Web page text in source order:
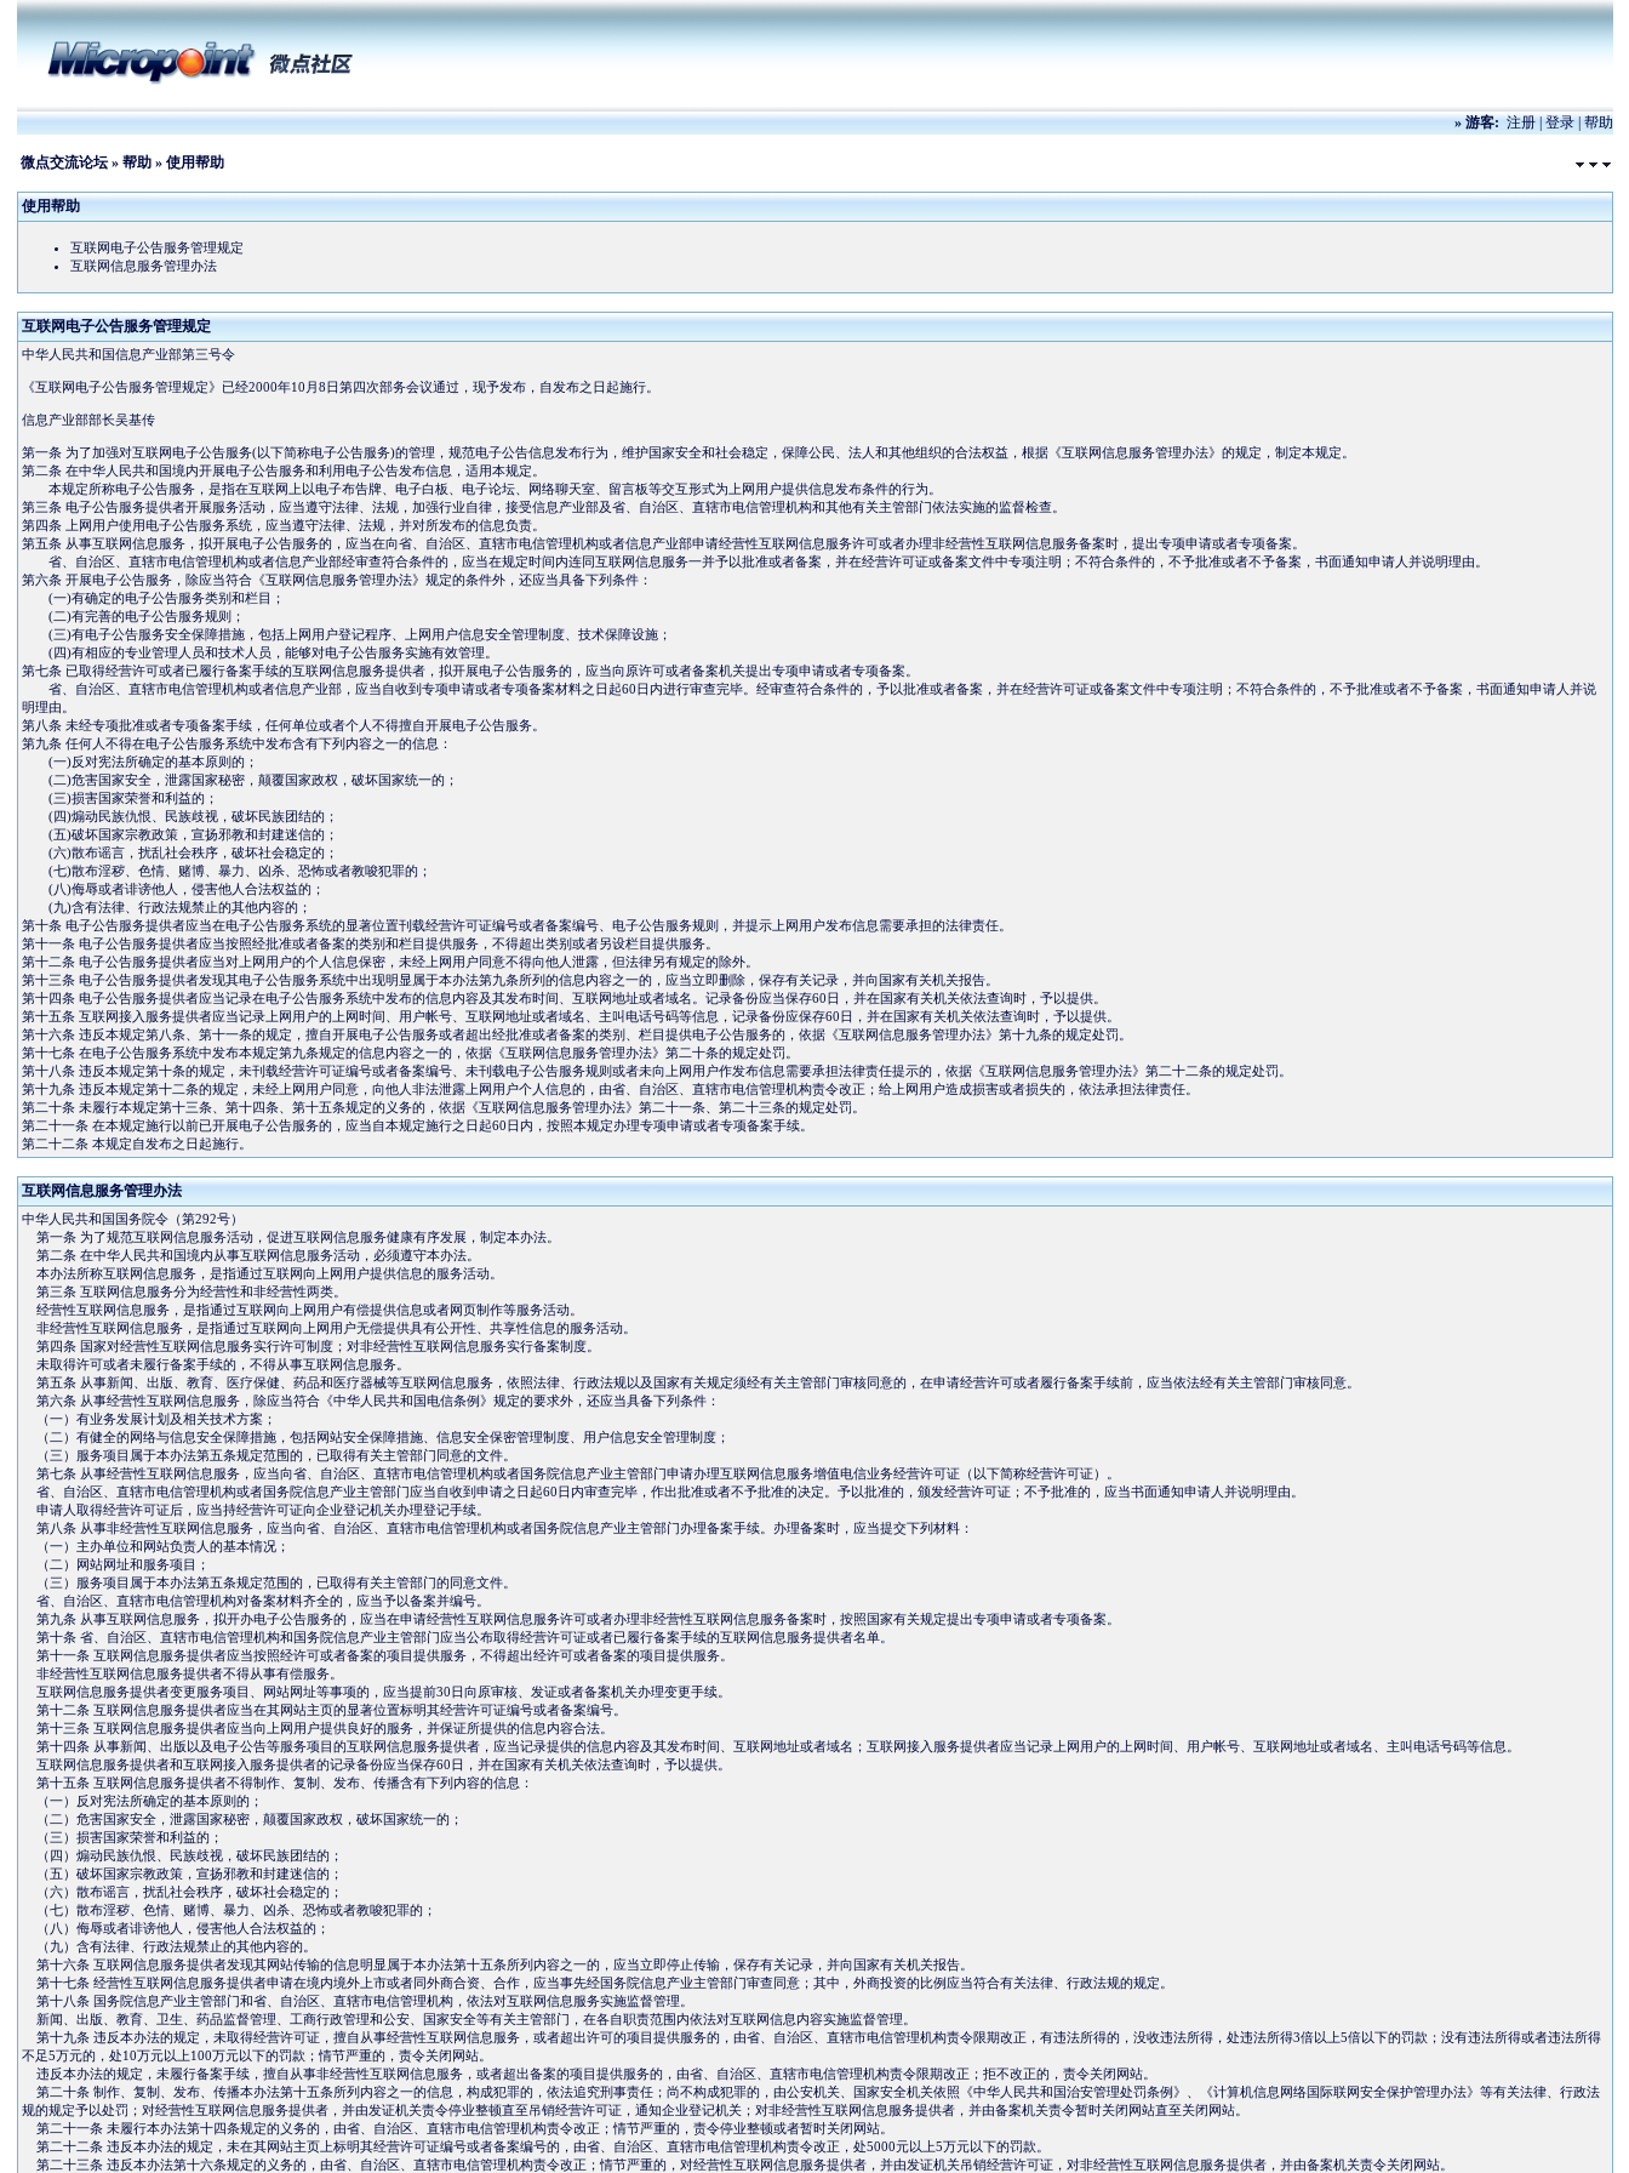
» 游客:注册|登录|帮助
微点交流论坛» 帮助» 使用帮助
使用帮助
互联网电子公告服务管理规定
互联网信息服务管理办法
互联网电子公告服务管理规定
中华人民共和国信息产业部第三号令
《互联网电子公告服务管理规定》已经2000年10月8日第四次部务会议通过，现予发布，自发布之日起施行。
信息产业部部长吴基传
第一条 为了加强对互联网电子公告服务(以下简称电子公告服务)的管理，规范电子公告信息发布行为，维护国家安全和社会稳定，保障公民、法人和其他组织的合法权益，根据《互联网信息服务管理办法》的规定，制定本规定。
第二条 在中华人民共和国境内开展电子公告服务和利用电子公告发布信息，适用本规定。
本规定所称电子公告服务，是指在互联网上以电子布告牌、电子白板、电子论坛、网络聊天室、留言板等交互形式为上网用户提供信息发布条件的行为。
第三条 电子公告服务提供者开展服务活动，应当遵守法律、法规，加强行业自律，接受信息产业部及省、自治区、直辖市电信管理机构和其他有关主管部门依法实施的监督检查。
第四条 上网用户使用电子公告服务系统，应当遵守法律、法规，并对所发布的信息负责。
第五条 从事互联网信息服务，拟开展电子公告服务的，应当在向省、自治区、直辖市电信管理机构或者信息产业部申请经营性互联网信息服务许可或者办理非经营性互联网信息服务备案时，提出专项申请或者专项备案。
省、自治区、直辖市电信管理机构或者信息产业部经审查符合条件的，应当在规定时间内连同互联网信息服务一并予以批准或者备案，并在经营许可证或备案文件中专项注明；不符合条件的，不予批准或者不予备案，书面通知申请人并说明理由。
第六条 开展电子公告服务，除应当符合《互联网信息服务管理办法》规定的条件外，还应当具备下列条件：
(一)有确定的电子公告服务类别和栏目；
(二)有完善的电子公告服务规则；
(三)有电子公告服务安全保障措施，包括上网用户登记程序、上网用户信息安全管理制度、技术保障设施；
(四)有相应的专业管理人员和技术人员，能够对电子公告服务实施有效管理。
第七条 已取得经营许可或者已履行备案手续的互联网信息服务提供者，拟开展电子公告服务的，应当向原许可或者备案机关提出专项申请或者专项备案。
省、自治区、直辖市电信管理机构或者信息产业部，应当自收到专项申请或者专项备案材料之日起60日内进行审查完毕。经审查符合条件的，予以批准或者备案，并在经营许可证或备案文件中专项注明；不符合条件的，不予批准或者不予备案，书面通知申请人并说
明理由。
第八条 未经专项批准或者专项备案手续，任何单位或者个人不得擅自开展电子公告服务。
第九条 任何人不得在电子公告服务系统中发布含有下列内容之一的信息：
(一)反对宪法所确定的基本原则的；
(二)危害国家安全，泄露国家秘密，颠覆国家政权，破坏国家统一的；
(三)损害国家荣誉和利益的；
(四)煽动民族仇恨、民族歧视，破坏民族团结的；
(五)破坏国家宗教政策，宣扬邪教和封建迷信的；
(六)散布谣言，扰乱社会秩序，破坏社会稳定的；
(七)散布淫秽、色情、赌博、暴力、凶杀、恐怖或者教唆犯罪的；
(八)侮辱或者诽谤他人，侵害他人合法权益的；
(九)含有法律、行政法规禁止的其他内容的；
第十条 电子公告服务提供者应当在电子公告服务系统的显著位置刊载经营许可证编号或者备案编号、电子公告服务规则，并提示上网用户发布信息需要承担的法律责任。
第十一条 电子公告服务提供者应当按照经批准或者备案的类别和栏目提供服务，不得超出类别或者另设栏目提供服务。
第十二条 电子公告服务提供者应当对上网用户的个人信息保密，未经上网用户同意不得向他人泄露，但法律另有规定的除外。
第十三条 电子公告服务提供者发现其电子公告服务系统中出现明显属于本办法第九条所列的信息内容之一的，应当立即删除，保存有关记录，并向国家有关机关报告。
第十四条 电子公告服务提供者应当记录在电子公告服务系统中发布的信息内容及其发布时间、互联网地址或者域名。记录备份应当保存60日，并在国家有关机关依法查询时，予以提供。
第十五条 互联网接入服务提供者应当记录上网用户的上网时间、用户帐号、互联网地址或者域名、主叫电话号码等信息，记录备份应保存60日，并在国家有关机关依法查询时，予以提供。
第十六条 违反本规定第八条、第十一条的规定，擅自开展电子公告服务或者超出经批准或者备案的类别、栏目提供电子公告服务的，依据《互联网信息服务管理办法》第十九条的规定处罚。
第十七条 在电子公告服务系统中发布本规定第九条规定的信息内容之一的，依据《互联网信息服务管理办法》第二十条的规定处罚。
第十八条 违反本规定第十条的规定，未刊载经营许可证编号或者备案编号、未刊载电子公告服务规则或者未向上网用户作发布信息需要承担法律责任提示的，依据《互联网信息服务管理办法》第二十二条的规定处罚。
第十九条 违反本规定第十二条的规定，未经上网用户同意，向他人非法泄露上网用户个人信息的，由省、自治区、直辖市电信管理机构责令改正；给上网用户造成损害或者损失的，依法承担法律责任。
第二十条 未履行本规定第十三条、第十四条、第十五条规定的义务的，依据《互联网信息服务管理办法》第二十一条、第二十三条的规定处罚。
第二十一条 在本规定施行以前已开展电子公告服务的，应当自本规定施行之日起60日内，按照本规定办理专项申请或者专项备案手续。
第二十二条 本规定自发布之日起施行。
互联网信息服务管理办法
中华人民共和国国务院令（第292号）
第一条 为了规范互联网信息服务活动，促进互联网信息服务健康有序发展，制定本办法。
第二条 在中华人民共和国境内从事互联网信息服务活动，必须遵守本办法。
本办法所称互联网信息服务，是指通过互联网向上网用户提供信息的服务活动。
第三条 互联网信息服务分为经营性和非经营性两类。
经营性互联网信息服务，是指通过互联网向上网用户有偿提供信息或者网页制作等服务活动。
非经营性互联网信息服务，是指通过互联网向上网用户无偿提供具有公开性、共享性信息的服务活动。
第四条 国家对经营性互联网信息服务实行许可制度；对非经营性互联网信息服务实行备案制度。
未取得许可或者未履行备案手续的，不得从事互联网信息服务。
第五条 从事新闻、出版、教育、医疗保健、药品和医疗器械等互联网信息服务，依照法律、行政法规以及国家有关规定须经有关主管部门审核同意的，在申请经营许可或者履行备案手续前，应当依法经有关主管部门审核同意。
第六条 从事经营性互联网信息服务，除应当符合《中华人民共和国电信条例》规定的要求外，还应当具备下列条件：
（一）有业务发展计划及相关技术方案；
（二）有健全的网络与信息安全保障措施，包括网站安全保障措施、信息安全保密管理制度、用户信息安全管理制度；
（三）服务项目属于本办法第五条规定范围的，已取得有关主管部门同意的文件。
第七条 从事经营性互联网信息服务，应当向省、自治区、直辖市电信管理机构或者国务院信息产业主管部门申请办理互联网信息服务增值电信业务经营许可证（以下简称经营许可证）。
省、自治区、直辖市电信管理机构或者国务院信息产业主管部门应当自收到申请之日起60日内审查完毕，作出批准或者不予批准的决定。予以批准的，颁发经营许可证；不予批准的，应当书面通知申请人并说明理由。
申请人取得经营许可证后，应当持经营许可证向企业登记机关办理登记手续。
第八条 从事非经营性互联网信息服务，应当向省、自治区、直辖市电信管理机构或者国务院信息产业主管部门办理备案手续。办理备案时，应当提交下列材料：
（一）主办单位和网站负责人的基本情况；
（二）网站网址和服务项目；
（三）服务项目属于本办法第五条规定范围的，已取得有关主管部门的同意文件。
省、自治区、直辖市电信管理机构对备案材料齐全的，应当予以备案并编号。
第九条 从事互联网信息服务，拟开办电子公告服务的，应当在申请经营性互联网信息服务许可或者办理非经营性互联网信息服务备案时，按照国家有关规定提出专项申请或者专项备案。
第十条 省、自治区、直辖市电信管理机构和国务院信息产业主管部门应当公布取得经营许可证或者已履行备案手续的互联网信息服务提供者名单。
第十一条 互联网信息服务提供者应当按照经许可或者备案的项目提供服务，不得超出经许可或者备案的项目提供服务。
非经营性互联网信息服务提供者不得从事有偿服务。
互联网信息服务提供者变更服务项目、网站网址等事项的，应当提前30日向原审核、发证或者备案机关办理变更手续。
第十二条 互联网信息服务提供者应当在其网站主页的显著位置标明其经营许可证编号或者备案编号。
第十三条 互联网信息服务提供者应当向上网用户提供良好的服务，并保证所提供的信息内容合法。
第十四条 从事新闻、出版以及电子公告等服务项目的互联网信息服务提供者，应当记录提供的信息内容及其发布时间、互联网地址或者域名；互联网接入服务提供者应当记录上网用户的上网时间、用户帐号、互联网地址或者域名、主叫电话号码等信息。
互联网信息服务提供者和互联网接入服务提供者的记录备份应当保存60日，并在国家有关机关依法查询时，予以提供。
第十五条 互联网信息服务提供者不得制作、复制、发布、传播含有下列内容的信息：
（一）反对宪法所确定的基本原则的；
（二）危害国家安全，泄露国家秘密，颠覆国家政权，破坏国家统一的；
（三）损害国家荣誉和利益的；
（四）煽动民族仇恨、民族歧视，破坏民族团结的；
（五）破坏国家宗教政策，宣扬邪教和封建迷信的；
（六）散布谣言，扰乱社会秩序，破坏社会稳定的；
（七）散布淫秽、色情、赌博、暴力、凶杀、恐怖或者教唆犯罪的；
（八）侮辱或者诽谤他人，侵害他人合法权益的；
（九）含有法律、行政法规禁止的其他内容的。
第十六条 互联网信息服务提供者发现其网站传输的信息明显属于本办法第十五条所列内容之一的，应当立即停止传输，保存有关记录，并向国家有关机关报告。
第十七条 经营性互联网信息服务提供者申请在境内境外上市或者同外商合资、合作，应当事先经国务院信息产业主管部门审查同意；其中，外商投资的比例应当符合有关法律、行政法规的规定。
第十八条 国务院信息产业主管部门和省、自治区、直辖市电信管理机构，依法对互联网信息服务实施监督管理。
新闻、出版、教育、卫生、药品监督管理、工商行政管理和公安、国家安全等有关主管部门，在各自职责范围内依法对互联网信息内容实施监督管理。
第十九条 违反本办法的规定，未取得经营许可证，擅自从事经营性互联网信息服务，或者超出许可的项目提供服务的，由省、自治区、直辖市电信管理机构责令限期改正，有违法所得的，没收违法所得，处违法所得3倍以上5倍以下的罚款；没有违法所得或者违法所得
不足5万元的，处10万元以上100万元以下的罚款；情节严重的，责令关闭网站。
违反本办法的规定，未履行备案手续，擅自从事非经营性互联网信息服务，或者超出备案的项目提供服务的，由省、自治区、直辖市电信管理机构责令限期改正；拒不改正的，责令关闭网站。
第二十条 制作、复制、发布、传播本办法第十五条所列内容之一的信息，构成犯罪的，依法追究刑事责任；尚不构成犯罪的，由公安机关、国家安全机关依照《中华人民共和国治安管理处罚条例》、《计算机信息网络国际联网安全保护管理办法》等有关法律、行政法
规的规定予以处罚；对经营性互联网信息服务提供者，并由发证机关责令停业整顿直至吊销经营许可证，通知企业登记机关；对非经营性互联网信息服务提供者，并由备案机关责令暂时关闭网站直至关闭网站。
第二十一条 未履行本办法第十四条规定的义务的，由省、自治区、直辖市电信管理机构责令改正；情节严重的，责令停业整顿或者暂时关闭网站。
第二十二条 违反本办法的规定，未在其网站主页上标明其经营许可证编号或者备案编号的，由省、自治区、直辖市电信管理机构责令改正，处5000元以上5万元以下的罚款。
第二十三条 违反本办法第十六条规定的义务的，由省、自治区、直辖市电信管理机构责令改正；情节严重的，对经营性互联网信息服务提供者，并由发证机关吊销经营许可证，对非经营性互联网信息服务提供者，并由备案机关责令关闭网站。